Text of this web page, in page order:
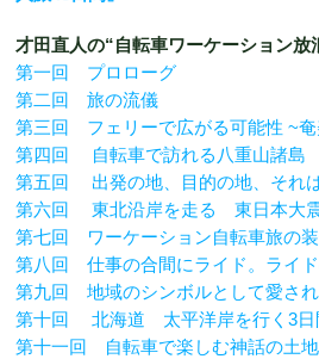
才田直人の“自転車ワーケーション放
第一回 プロローグ
第二回 旅の流儀
第三回 フェリーで広がる可能性 ~奄
第四回 自転車で訪れる八重山諸島
第五回 出発の地、目的の地、それは
第六回 東北沿岸を走る 東日本大
第七回 ワーケーション自転車旅の
第八回 仕事の合間にライド。ライド
第九回 地域のシンボルとして愛さ
第十回 北海道 太平洋岸を行く3日
第十一回 自転車で楽しむ神話の土